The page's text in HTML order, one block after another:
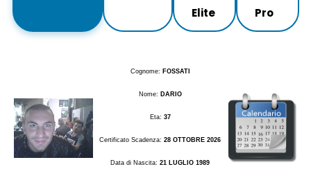
Elite
Pro
Cognome: FOSSATI
Nome: DARIO
Eta: 37
Certificato Scadenza: 28 OTTOBRE 2026
Data di Nascita: 21 LUGLIO 1989